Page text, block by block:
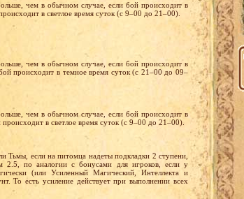
чем в обычном случае, если бой происходит в
в светлое время суток (с 9–00 до 21–00).
чем в обычном случае, если бой происходит в
происходит в темное время суток (с 21–00 до 09–
чем в обычном случае, если бой происходит в
в светлое время суток (с 9–00 до 21–00).
Тьмы, если на питомца надеты подкладки 2 ступени,
2.5, по аналогии с бонусами для игроков, если у
(или Усиленный Магический, Интеллекта и
То есть усиление действует при выполнении всех